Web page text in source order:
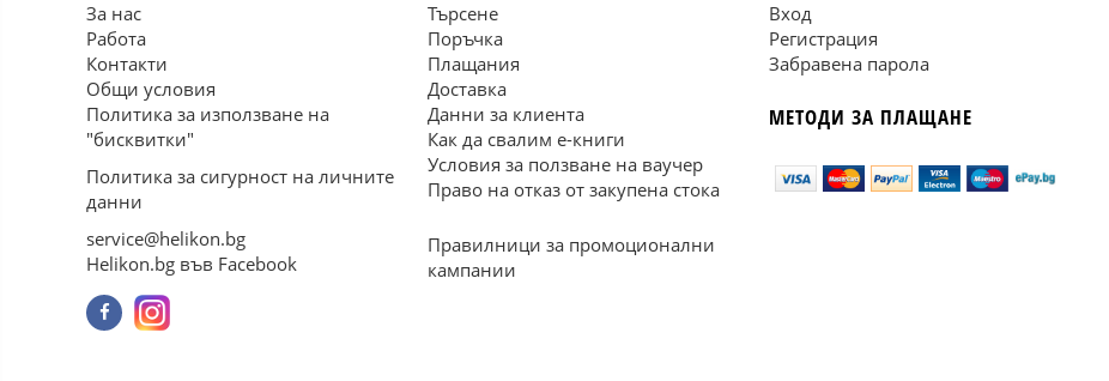
За нас
Работа
Контакти
Общи условия
Политика за използване на
"бисквитки"
Политика за сигурност на личните
данни
service@helikon.bg
Helikon.bg във Facebook
Търсене
Поръчка
Плащания
Доставка
Данни за клиента
Как да свалим е-книги
Условия за ползване на ваучер
Право на отказ от закупена стока
Правилници за промоционални
кампании
Вход
Регистрация
Забравена парола
МЕТОДИ ЗА ПЛАЩАНЕ